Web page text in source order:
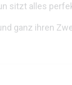
sitzt alles
ganz ihren